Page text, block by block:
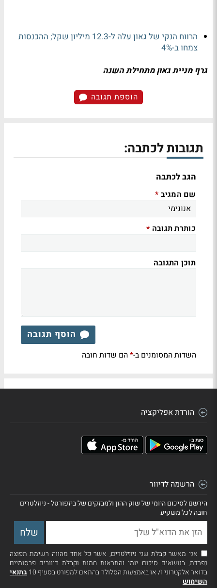
הרווח הנקי של גאון עלה ל-12.3 מיליון שקל; ההכנסות
צמחו ב-4%
גרף מניית גאון מתחילת השנה
הוספת תגובה
תגובות לכתבה:
הגב לכתבה
שם המגיב *
כותרת תגובה *
תוכן התגובה
הוסף תגובה
השדות המסומנים ב-*הם שדות חובה
הורדת אפליקציה
הרשמה לדיוור
הירשם לסיכום היומי של שוק ההון ולמבזקים של ביזפורטל - ניוזלטרים
חובה לכל משקיע
אני מאשר קבלת שני ניוזלטרים, אשר כל אחד מהווה רשימת תפוצה
נפרדת, בנושאים סיכום יומי והתראות חמות וקבלת דיוורים פרסומיים
בדואר אלקטרוני ו/ או באמצעות הסלולר בהתאם למפורט בסעיף 10
בתנאי
השימוש